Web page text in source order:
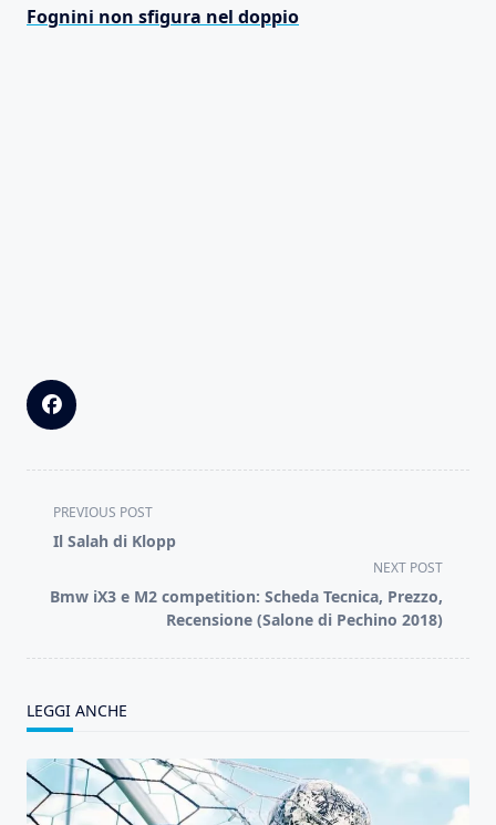
Fognini non sfigura nel doppio
<span
class="nav-
screen-
PREVIOUS POST
Il Salah di Klopp
NEXT POST
Bmw iX3 e M2 competition: Scheda Tecnica, Prezzo,
Recensione (Salone di Pechino 2018)
LEGGI ANCHE